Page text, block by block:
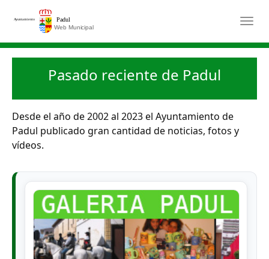
Saltar al contenido principal
Pasado reciente de Padul
Desde el año de 2002 al 2023 el Ayuntamiento de
Padul publicado gran cantidad de noticias, fotos y
vídeos.